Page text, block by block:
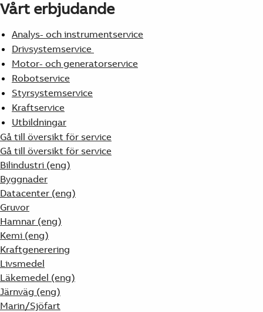
Vårt erbjudande
Analys- och instrumentservice
Drivsystemservice
Motor- och generatorservice
Robotservice
Styrsystemservice
Kraftservice
Utbildningar
Gå till översikt för service
Gå till översikt för service
Bilindustri (eng)
Byggnader
Datacenter (eng)
Gruvor
Hamnar (eng)
Kemi (eng)
Kraftgenerering
Livsmedel
Läkemedel (eng)
Järnväg (eng)
Marin/Sjöfart